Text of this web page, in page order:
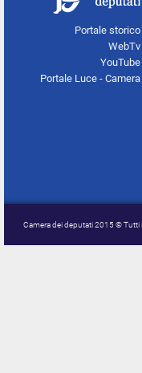
Portale storico
WebTv
YouTube
Portale Luce - Camera
Camera dei deputati 2015 © Tutti